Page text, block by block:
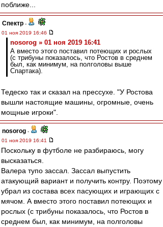
поближе...
Спектр -
01 ноя 2019 16:46
nosorog » 01 ноя 2019 16:41
А вместо этого поставил потеющих и рослых
(с трибуны показалось, что Ростов в среднем
был, как минимум, на полголовы выше
Спартака).
Тедеско так и сказал на прессухе. "У Ростова
вышли настоящие машины, огромные, очень
мощные игроки".
nosorog -
01 ноя 2019 16:41
Поскольку в футболе не разбираюсь, могу
высказаться.
Валера тупо зассал. Зассал выпустить
атакующий вариант и получить контру. Поэтому
убрал из состава всех пасующих и играющих с
мячом. А вместо этого поставил потеющих и
рослых (с трибуны показалось, что Ростов в
среднем был, как минимум, на полголовы